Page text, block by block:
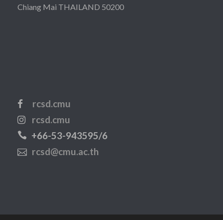
Chiang Mai THAILAND 50200
rcsd.cmu
rcsd.cmu
+66-53-943595/6
rcsd@cmu.ac.th